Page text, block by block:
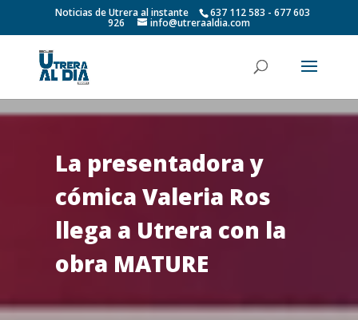
Noticias de Utrera al instante 637 112 583 - 677 603
926 info@utreraaldia.com
La presentadora y
cómica Valeria Ros
llega a Utrera con la
obra MATURE